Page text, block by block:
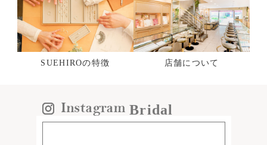
SUEHIROの特徴 店舗について
Bridal